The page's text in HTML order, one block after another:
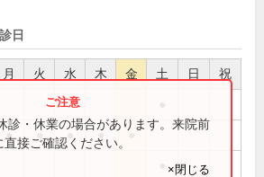
日
月 火 水 木 金 土 日 祝
● ● ● ● ●
診・休業の場合があります。来院前
接ご確認ください。
×閉じる